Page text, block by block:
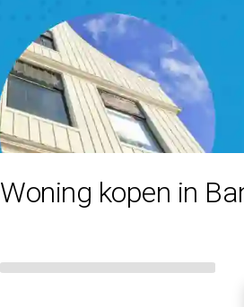
Woning kopen in